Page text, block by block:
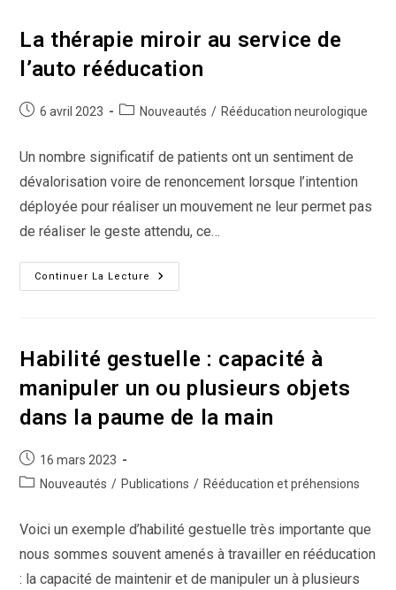
La thérapie miroir au service de
l’auto rééducation
Publication
6 avril 2023
PostNouveautés / Rééducation neurologique
Un nombre significatif de patients ont un sentiment de
dévalorisation voire de renoncement lorsque l’intention
déployée pour réaliser un mouvement ne leur permet pas
de réaliser le geste attendu, ce…
Continuer La Lecture
La
Thérapie
L’auto
Rééducation
Habilité gestuelle : capacité à
manipuler un ou plusieurs objets
dans la paume de la main
Publication
publiée :
16 mars 2023
PostNouveautés / Publications / Rééducation et préhensions
Voici un exemple d’habilité gestuelle très importante que
nous sommes souvent amenés à travailler en rééducation
: la capacité de maintenir et de manipuler un à plusieurs